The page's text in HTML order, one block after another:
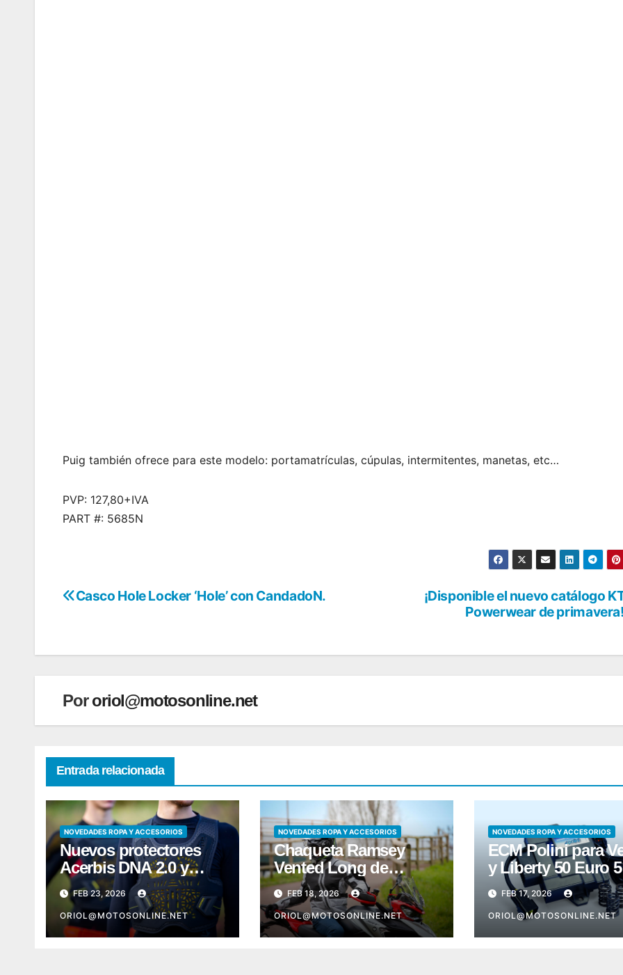
Puig también ofrece para este modelo: portamatrículas, cúpulas, intermitentes, manetas, etc…
PVP: 127,80+IVA
PART #: 5685N
Navegación
entradas
¡Disponible el nuevo catálogo
Powerwear de
Casco Hole Locker ‘Hole’ con CandadoN.
Pororiol@motosonline.net
Entrada relacionada
NOVEDADES ROPA Y ACCESORIOS
Nuevos protectores
Acerbis DNA 2.0 y
Plasma 2.0
FEB 23, 2026
ORIOL@MOTOSONLINE.NET
NOVEDADES ROPA Y ACCESORIOS
Chaqueta Ramsey
Vented Long de
Acerbis
FEB 18, 2026
ORIOL@MOTOSONLINE.NET
NOVEDADES ROPA Y ACCESORIOS
ECM Polini para
y Liberty 50 Euro 5
FEB 17, 2026
ORIOL@MOTOSONLINE.NET